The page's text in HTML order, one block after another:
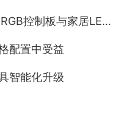
与家居LED照明完美交融
配置中受益
智能化升级